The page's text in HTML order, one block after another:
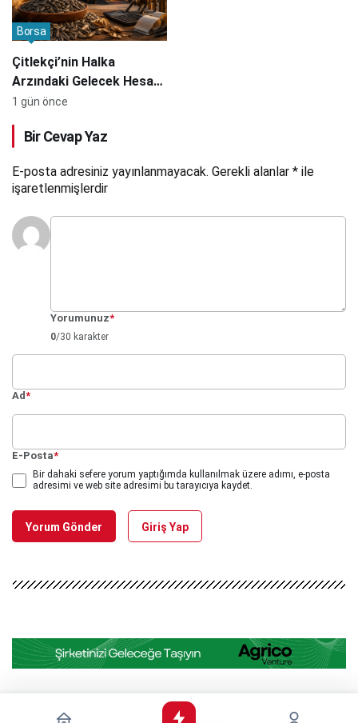
Çitlekçi’nin Halka
Arzındaki Gelecek Hesabı;
“Borsacılarda Bu Stres
Çekirdek Tüketirsiniz”
Borsa
1 gün önce
Bir Cevap Yaz
E-posta adresiniz yayınlanmayacak. Gerekli alanlar * ile
işaretlenmişlerdir
Yorumunuz*
0/30 karakter
Ad*
E-Posta*
Bir dahaki sefere yorum yaptığımda kullanılmak üzere adımı, e-posta
adresimi ve web site adresimi bu tarayıcıya kaydet.
Yorum Gönder Giriş Yap